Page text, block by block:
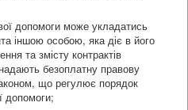
допомоги може укладатись
іншою особою, яка діє в його
та змісту контрактів
безоплатну правову
що регулює порядок
допомоги;